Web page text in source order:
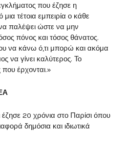
που έζησε η
τέτοια εμπειρία ο κάθε
παλέψει ώστε να μην
πόνος και τόσος θάνατος.
να κάνω ό,τι μπορώ και ακόμα
να γίνει καλύτερος. Το
που έρχονται.»
20 χρόνια στο Παρίσι όπου
δημόσια και ιδιωτικά